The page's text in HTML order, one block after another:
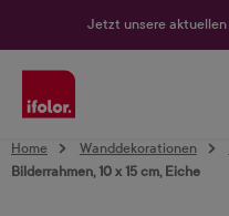
Jetzt unsere aktuellen
Home Wanddekorationen
Bilderrahmen, 10 x 15 cm, Eiche